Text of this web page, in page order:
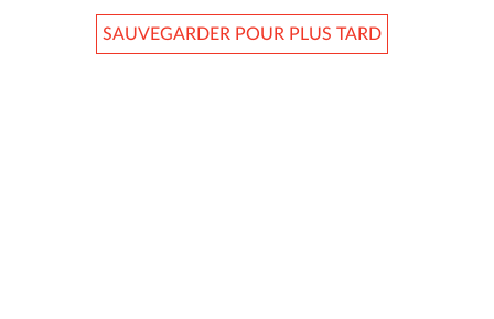
SAUVEGARDER POUR PLUS TARD